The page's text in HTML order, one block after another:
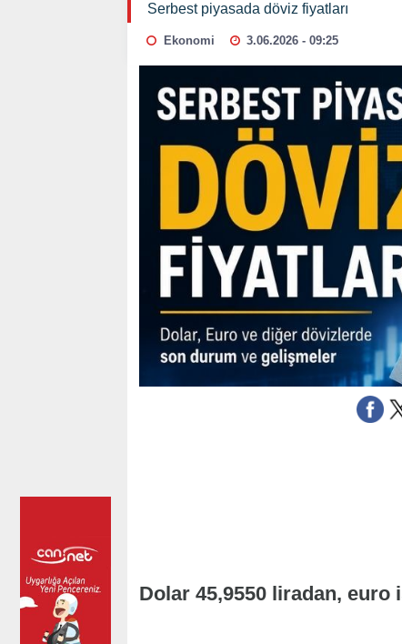
Serbest piyasada döviz fiyatları
Ekonomi 3.06.2026 - 09:25
Dolar 45,9550 liradan, euro